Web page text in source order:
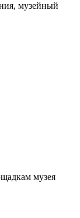
музейный
музея